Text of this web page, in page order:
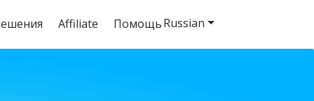
Affiliate ПомощьRussian